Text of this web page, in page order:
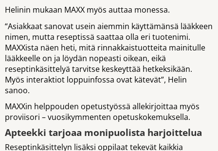
Helinin mukaan MAXX myös auttaa monessa.
“Asiakkaat sanovat usein aiemmin käyttämänsä lääkkeen
nimen, mutta reseptissä saattaa olla eri tuotenimi.
MAXXista näen heti, mitä rinnakkaistuotteita mainitulle
lääkkeelle on ja löydän nopeasti oikean, eikä
reseptinkäsittelyä tarvitse keskeyttää hetkeksikään.
Myös interaktiot loppuinfossa ovat kätevät”, Helin
sanoo.
MAXXin helppouden opetustyössä allekirjoittaa myös
proviisori – vuosikymmenten opetuskokemuksella.
Apteekki tarjoaa monipuolista harjoittelua
Reseptinkäsittelyn lisäksi oppilaat tekevät kaikkia